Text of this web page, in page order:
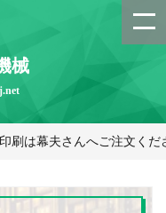
械
刷は幕夫さんへご注文くだ